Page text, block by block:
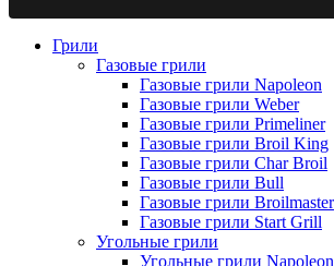
Грили
Газовые грили
Газовые грили Napoleon
Газовые грили Weber
Газовые грили Primeliner
Газовые грили Broil King
Газовые грили Char Broil
Газовые грили Bull
Газовые грили Broilmaster
Газовые грили Start Grill
Угольные грили
Угольные грили Napoleon